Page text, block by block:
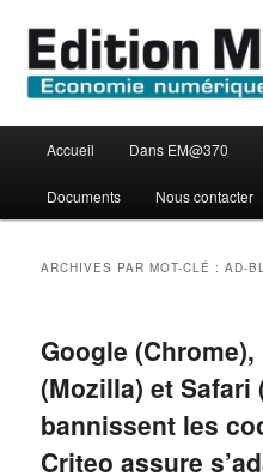
contenu
principal
contenu
secondaire
Edition
principal
Accueil Dans EM@370
Documents Nous contacter
ARCHIVES PAR MOT-CLÉ :AD-
Google
(Mozilla) et Safari
bannissent les
Criteo assure